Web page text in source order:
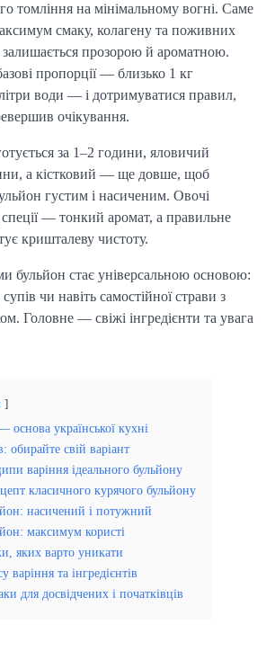
томління на мінімальному вогні. Саме
смаку, колагену та поживних
залишається прозорою й ароматною.
пропорції — близько 1 кг
води — і дотримуватися правил,
очікування.
за 1–2 години, яловичий
а кістковий — ще довше, щоб
густим і насиченим. Овочі
— тонкий аромат, а правильне
кришталеву чистоту.
бульйон стає універсальною основою:
чи навіть самостійної страви з
Головне — свіжі інгредієнти та увага
української кухні
обирайте свій варіант
варіння ідеального бульйону
класичного курячого бульйону
насичений і потужний
максимум користі
яких варто уникати
варіння та інгредієнтів
для досвідчених і початківців